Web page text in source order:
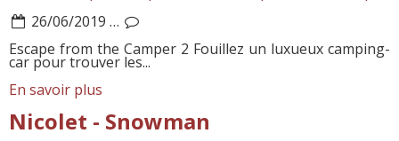
26/06/2019 …
Escape from the Camper 2 Fouillez un luxueux camping-
car pour trouver les...
En savoir plus
Nicolet - Snowman